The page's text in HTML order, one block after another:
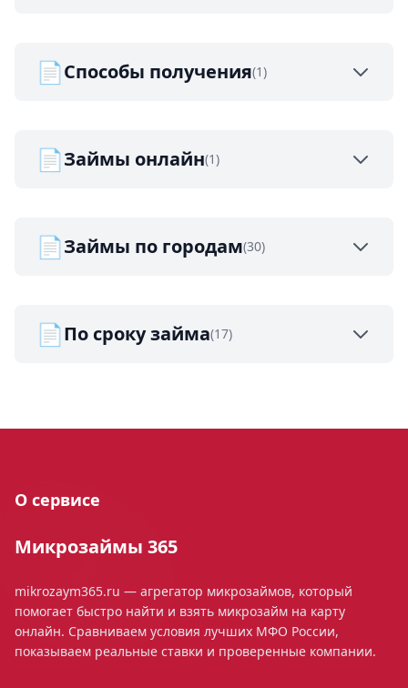
📄Способы получения(1)
📄Займы онлайн(1)
📄Займы по городам(30)
📄По сроку займа(17)
О сервисе
Микрозаймы 365
mikrozaym365.ru — агрегатор микрозаймов, который
помогает быстро найти и взять микрозайм на карту
онлайн. Сравниваем условия лучших МФО России,
показываем реальные ставки и проверенные компании.